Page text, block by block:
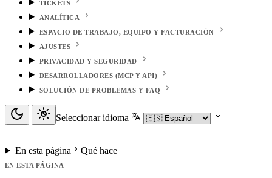
TICKETS
ANALÍTICA
ESPACIO DE TRABAJO, EQUIPO Y FACTURACIÓN
AJUSTES
PRIVACIDAD Y SEGURIDAD
DESARROLLADORES (MCP Y API)
SOLUCIÓN DE PROBLEMAS Y FAQ
Seleccionar idioma
En esta página Qué hace
EN ESTA PÁGINA